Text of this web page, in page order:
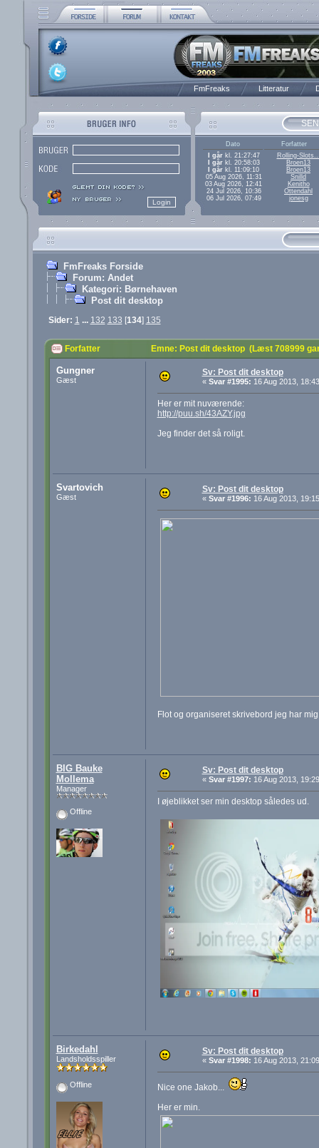
FmFreaks Litteratur
Dato
Forfatter
I gårkl. 21:27:47
Rolling-
I gårkl. 20:58:03
Broen13
I går kl. 11:09:10
Broen13
05 Aug 2026, 11:31
Snilld
03 Aug 2026, 12:41
Kenitho
24 Jul 2026, 10:36
Ottendahl
06 Jul 2026, 07:49
jonesg
FmFreaks Forside
Forum: Andet
Kategori: Børnehaven
Post dit desktop
Sider: 1 ... 132 133 [134] 135
Forfatter Emne: Post dit desktop (Læst 708999
Gungner
Gæst
Sv: Post dit desktop
« Svar #1995: 16 Aug 2013,
Her er mit nuværende:
http://puu.sh/43AZY.jpg
Jeg finder det så roligt.
Svartovich
Gæst
Sv: Post dit desktop
« Svar #1996: 16 Aug 2013,
Flot og organiseret skrivebord jeg har
BIG Bauke
Mollema
Manager
Offline
Sv: Post dit desktop
« Svar #1997: 16 Aug 2013,
I øjeblikket ser min desktop således ud.
Birkedahl
Landsholdsspiller
Offline
Sv: Post dit desktop
« Svar #1998: 16 Aug 2013,
Nice one Jakob...
Her er min.